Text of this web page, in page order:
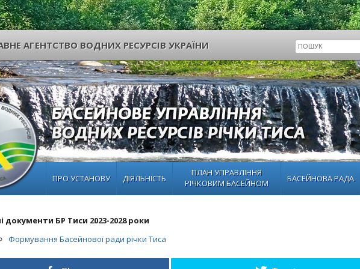
АГЕНТСТВО ВОДНИХ РЕСУРСІВ УКРАЇНИ
ПРО УСТАНОВУ ДІЯЛЬНІСТЬ
ПЛАН УПРАВЛІННЯ
РІЧКОВИМ БАСЕЙНОМ
БАСЕЙНОВА РАДА
документи БР Тиси 2023-2028 роки
Формування Басейнової ради річки Тиса